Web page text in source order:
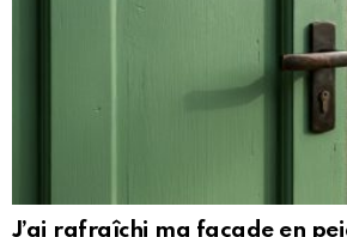
J’ai rafraîchi ma façade en